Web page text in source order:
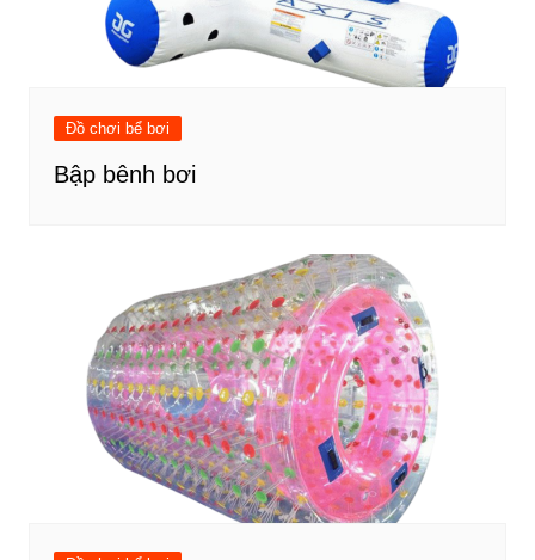
Đồ chơi bể bơi
Bập bênh bơi